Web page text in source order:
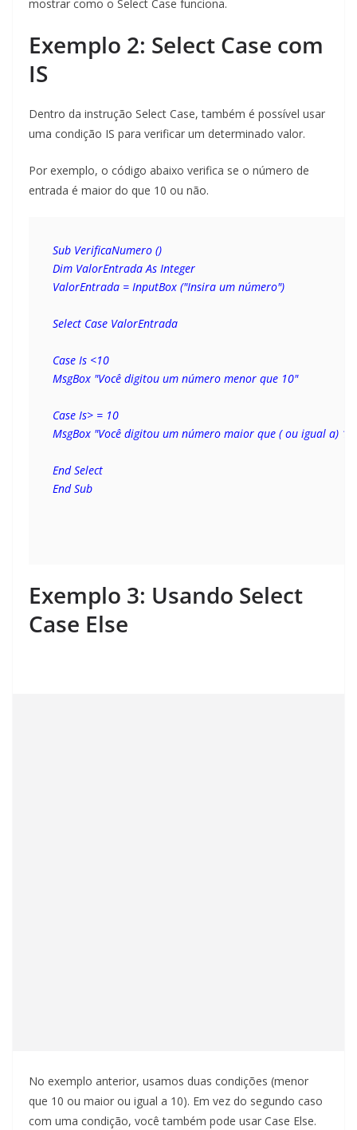
mostrar como o Select Case funciona.
Exemplo 2: Select Case com
IS
Dentro da instrução Select Case, também é possível usar
uma condição IS para verificar um determinado valor.
Por exemplo, o código abaixo verifica se o número de
entrada é maior do que 10 ou não.
Sub VerificaNumero ()
Dim ValorEntrada As Integer
ValorEntrada = InputBox ("Insira um número")
Select Case ValorEntrada
Case Is <10
MsgBox "Você digitou um número menor que 10"
Case Is> = 10
MsgBox "Você digitou um número maior que ( ou igual a)
End Select
End Sub
Exemplo 3: Usando Select
Case Else
No exemplo anterior, usamos duas condições (menor
que 10 ou maior ou igual a 10). Em vez do segundo caso
com uma condição, você também pode usar Case Else.